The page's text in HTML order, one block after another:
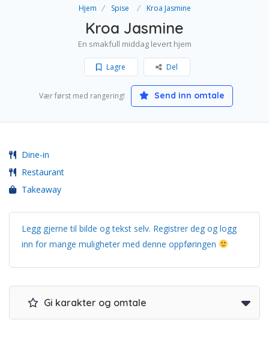
Hjem Spise Kroa Jasmine
Kroa Jasmine
En smakfull middag levert hjem
Lagre Del
Vær først med rangering! Send inn omtale
Dine-in
Restaurant
Takeaway
Legg gjerne til bilde og tekst selv. Registrer deg og logg
inn for mange muligheter med denne oppføringen
Gi karakter og omtale